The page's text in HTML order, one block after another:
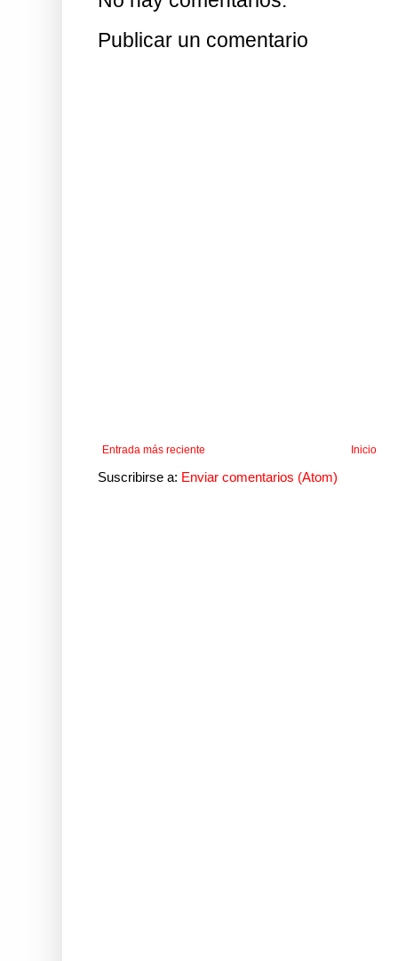
Publicar un comentario
Entrada más reciente Inicio
Suscribirse a: Enviar comentarios (Atom)